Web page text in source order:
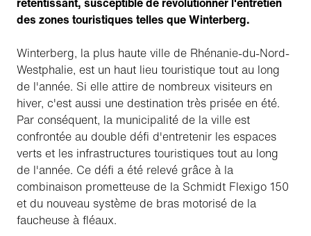
des zones touristiques telles que Winterberg.
Winterberg, la plus haute ville de Rhénanie-du-Nord-
Westphalie, est un haut lieu touristique tout au long
de l'année. Si elle attire de nombreux visiteurs en
hiver, c'est aussi une destination très prisée en été.
Par conséquent, la municipalité de la ville est
confrontée au double défi d'entretenir les espaces
verts et les infrastructures touristiques tout au long
de l'année. Ce défi a été relevé grâce à la
combinaison prometteuse de la Schmidt Flexigo 150
et du nouveau système de bras motorisé de la
faucheuse à fléaux.